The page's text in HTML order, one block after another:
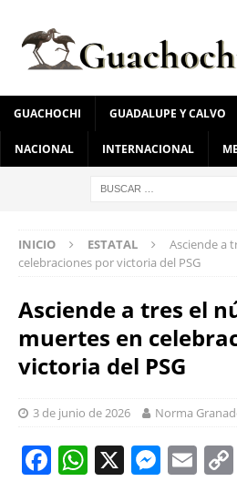
GUACHOCHI GUADALUPE Y CALVO
NACIONAL INTERNACIONAL
INICIO ESTATAL
Asciende a
celebraciones por victoria del PSG
Asciende a tres el
muertes en
victoria del PSG
3 de junio de 2026 Norma
F W X M E